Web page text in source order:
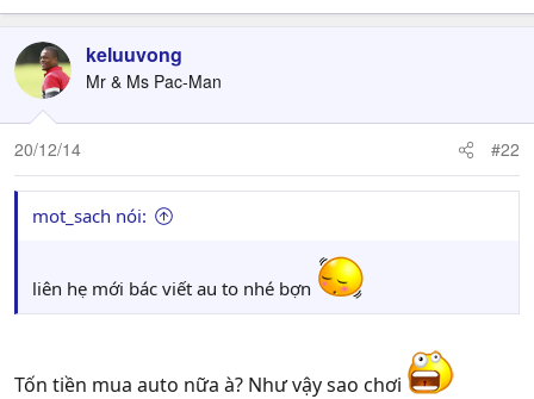
keluuvong
Mr & Ms Pac-Man
20/12/14 #22
mot_sach nói:
liên hẹ mới bác viết au to nhé bợn
Tốn tiền mua auto nữa à? Như vậy sao chơi